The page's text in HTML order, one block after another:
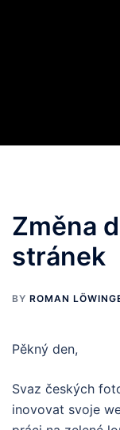
Změna
stránek
BY ROMAN
Pěkný den,
Svaz českých
inovovat svoje